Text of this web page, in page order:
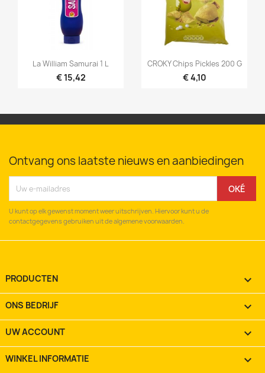
Snel bekijken
La William Samurai 1 L
€ 15,42
Snel bekijken
CROKY Chips Pickles 200 G
€ 4,10
Ontvang ons laatste nieuws en aanbiedingen
U kunt op elk gewenst moment weer uitschrijven. Hiervoor kunt u de
contactgegevens gebruiken uit de algemene voorwaarden.
PRODUCTEN 
ONS BEDRIJF 
UW ACCOUNT 
WINKEL INFORMATIE keyboard_arrow_down